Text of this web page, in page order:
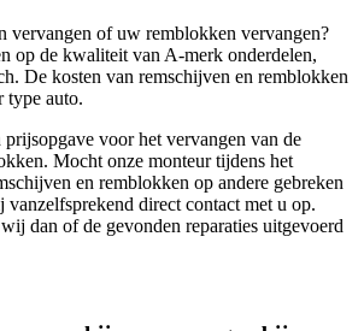
vervangen of uw remblokken vervangen?
op de kwaliteit van A-merk onderdelen,
De kosten van remschijven en remblokken
type auto.
voor het vervangen van de
Mocht onze monteur tijdens het
en remblokken op andere gebreken
vanzelfsprekend direct contact met u op.
dan of de gevonden reparaties uitgevoerd